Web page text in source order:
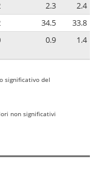
2.3
2.4
34.5
33.8
0.9 1.4
significativo del
non significativi